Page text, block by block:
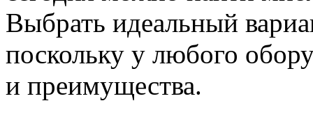
Выбрать идеальный
поскольку у любого
и преимущества.